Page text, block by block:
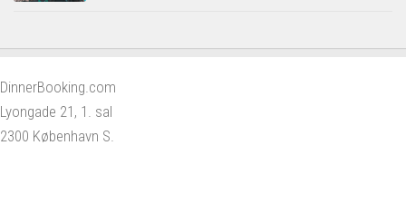
DinnerBooking.com
Lyongade 21, 1. sal
2300 København S.